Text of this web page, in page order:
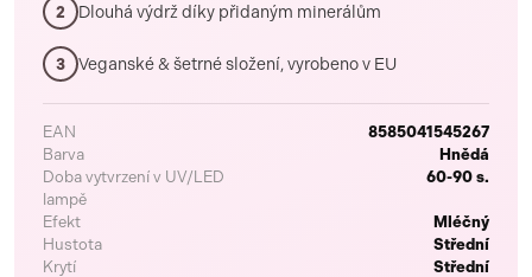
2 Dlouhá výdrž díky přidaným minerálům
3 Veganské & šetrné složení, vyrobeno v EU
EAN
8585041545267
Barva
Hnědá
Doba vytvrzení v UV/LED
lampě
60-90 s.
Efekt
Mléčný
Hustota
Střední
Krytí
Střední